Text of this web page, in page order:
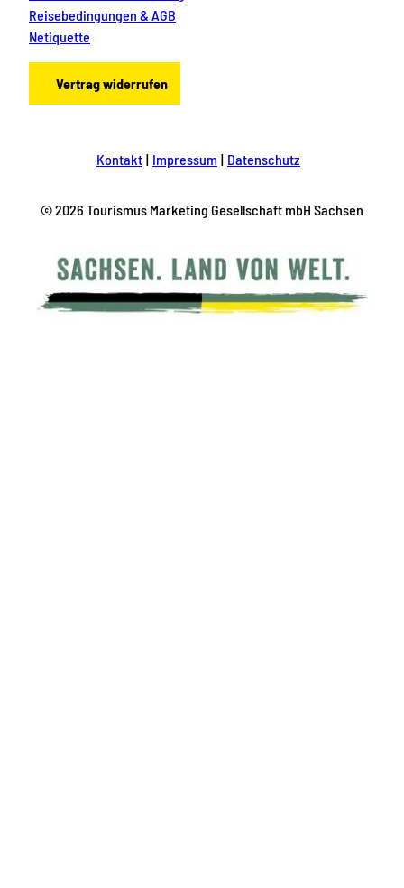
Reisebedingungen & AGB
Netiquette
Vertrag widerrufen
Kontakt Impressum Datenschutz
© 2026 Tourismus Marketing Gesellschaft mbH Sachsen